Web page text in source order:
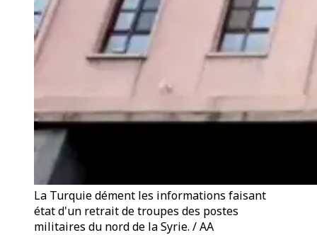
La Turquie dément les informations faisant
état d'un retrait de troupes des postes
militaires du nord de la Syrie. / AA